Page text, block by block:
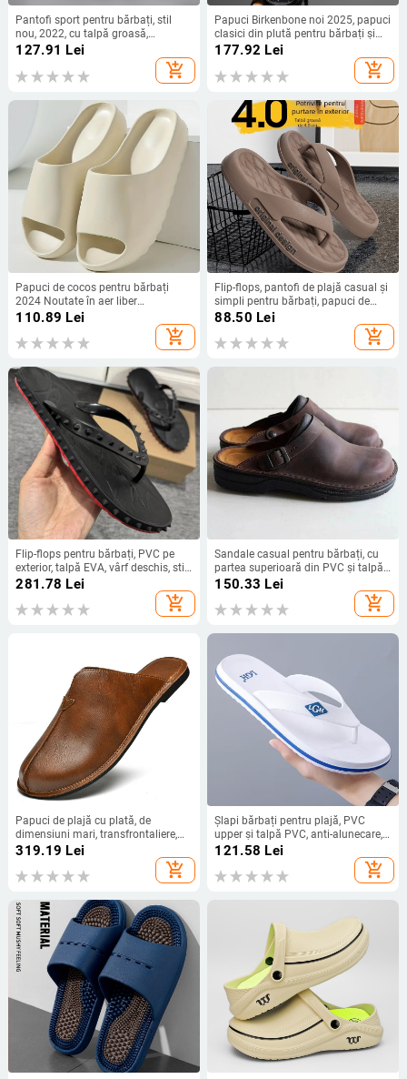
Pantofi sport pentru bărbați, stil
nou, 2022, cu talpă groasă,
confortabili, pentru interior și
exterior, antiderapanți, cu două căi
127.91 Lei
add_shopping_cart
Papuci Birkenbone noi 2025, papuci
clasici din plută pentru bărbați și
femei, papuci pentru cupluri
transfrontaliere pentru comerț
exterior, în stoc
177.92 Lei
add_shopping_cart
Papuci de cocos pentru bărbați
2024 Noutate în aer liber
antiderapanți, cu înălțime mărită,
șlapi de plajă pentru femei, cu fund
gros, îmbrăcăminte exterioară
110.89 Lei
add_shopping_cart
Flip-flops, pantofi de plajă casual și
simpli pentru bărbați, papuci de
vară de înaltă calitate pentru
bărbați, potriviți pentru toate
anotimpurile, pentru casă și
88.50 Lei
add_shopping_cart
Flip-flops pentru bărbați, PVC pe
exterior, talpă EVA, vârf deschis, stil
casual
281.78 Lei
add_shopping_cart
Sandale casual pentru bărbați, cu
partea superioară din PVC și talpă
din cauciuc, stil relaxat, pentru
150.33 Lei
add_shopping_cart
Papuci de plajă cu plată, de
dimensiuni mari, transfrontaliere,
2025, noi, pescar, pantofi retro
versatil, leneși, pentru bărbați,
comerț exterior
319.19 Lei
add_shopping_cart
Șlapi bărbați pentru plajă, PVC
upper și talpă PVC, anti-alunecare,
anti-miros, rezistente la uzură
121.58 Lei
add_shopping_cart